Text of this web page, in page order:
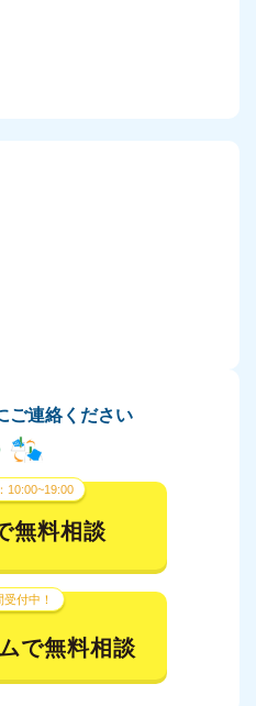
ご連絡ください
10:00~19:00
無料相談
付中！
で無料相談